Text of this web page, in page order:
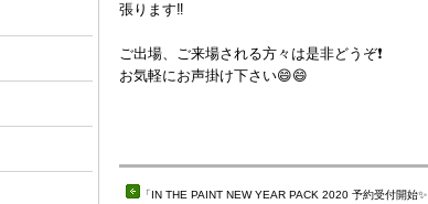
張ります‼️
ご出場、ご来場される方々は是非どうぞ❗️
お気軽にお声掛け下さい😄😄
「IN THE PAINT NEW YEAR PACK 2020 予約受付開始✨